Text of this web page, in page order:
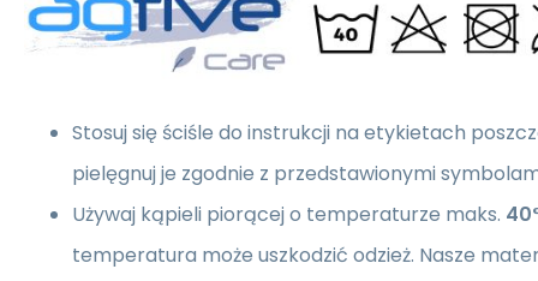
Stosuj się ściśle do instrukcji na etykietach
pielęgnuj je zgodnie z przedstawionymi
Używaj kąpieli piorącej o temperaturze maks.
temperatura może uszkodzić odzież. Nasze